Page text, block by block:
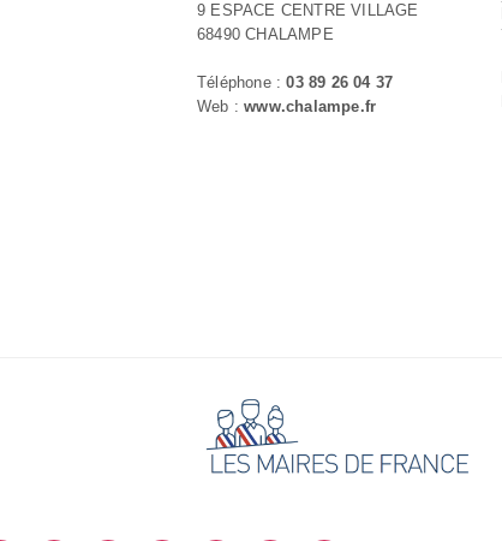
9 ESPACE CENTRE VILLAGE
68490 CHALAMPE
Téléphone :03 89 26 04 37
Web :www.chalampe.fr